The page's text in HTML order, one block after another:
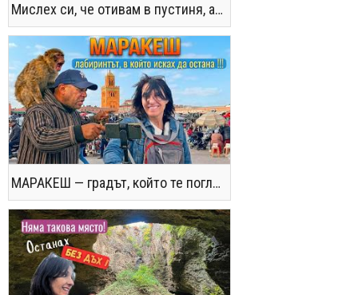
Мислех си, че отивам в пустиня, а се озовах в снега !! / Not the Morocco You Know
МАРАКЕШ — градът, който те поглъща без предупреждение